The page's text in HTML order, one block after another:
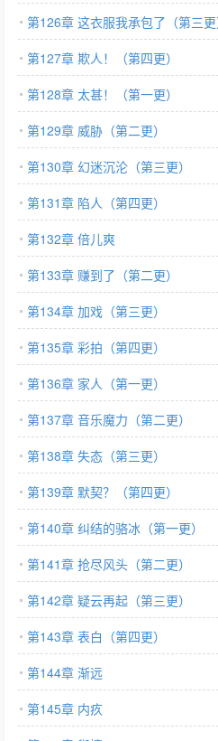
第126章 这衣服我承包了（第三更
第127章 欺人！（第四更）
第128章 太甚！（第一更）
第129章 威胁（第二更）
第130章 幻迷沉沦（第三更）
第131章 陷人（第四更）
第132章 倍儿爽
第133章 赚到了（第二更）
第134章 加戏（第三更）
第135章 彩拍（第四更）
第136章 家人（第一更）
第137章 音乐魔力（第二更）
第138章 失态（第三更）
第139章 默契？（第四更）
第140章 纠结的骆冰（第一更）
第141章 抢尽风头（第二更）
第142章 疑云再起（第三更）
第143章 表白（第四更）
第144章 渐远
第145章 内疚